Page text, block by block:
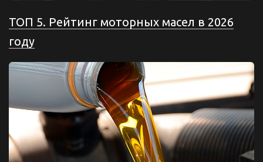
ТОП 5. Рейтинг моторных масел в 2026
году